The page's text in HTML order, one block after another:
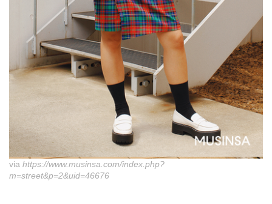
via https://www.musinsa.com/index.php?
m=street&p=2&uid=46676